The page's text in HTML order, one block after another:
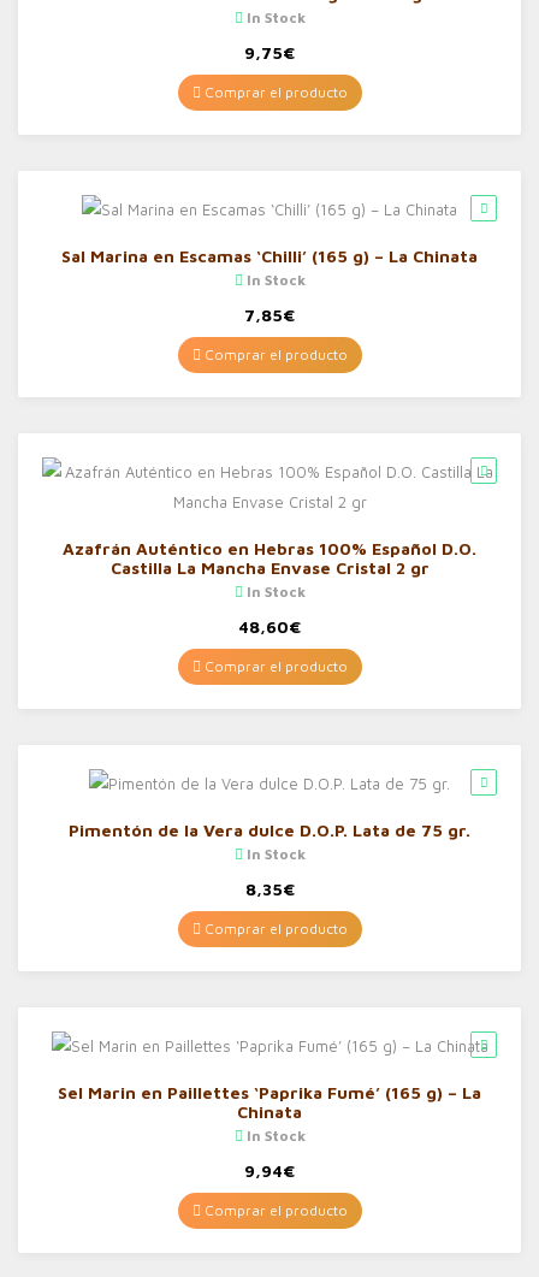
In Stock
9,75€
Comprar el producto
Sal Marina en Escamas ‘Chilli’ (165 g) – La Chinata
In Stock
7,85€
Comprar el producto
Azafrán Auténtico en Hebras 100% Español D.O.
Castilla La Mancha Envase Cristal 2 gr
In Stock
48,60€
Comprar el producto
Pimentón de la Vera dulce D.O.P. Lata de 75 gr.
In Stock
8,35€
Comprar el producto
Sel Marin en Paillettes ‘Paprika Fumé’ (165 g) – La
Chinata
In Stock
9,94€
Comprar el producto